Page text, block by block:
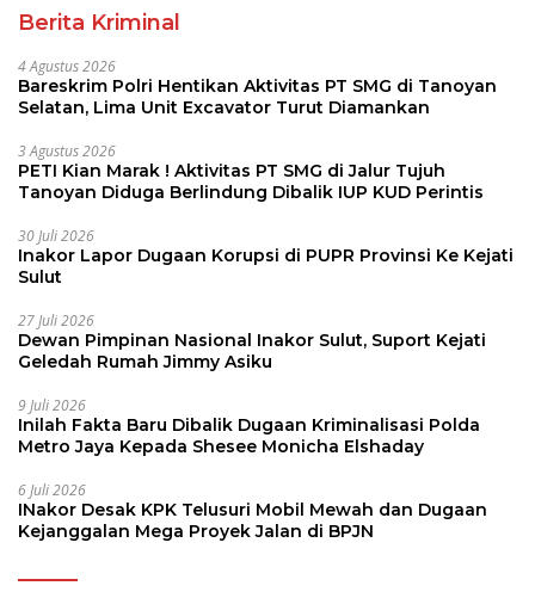
Berita Kriminal
4 Agustus 2026
Bareskrim Polri Hentikan Aktivitas PT SMG di Tanoyan
Selatan, Lima Unit Excavator Turut Diamankan
3 Agustus 2026
PETI Kian Marak ! Aktivitas PT SMG di Jalur Tujuh
Tanoyan Diduga Berlindung Dibalik IUP KUD Perintis
30 Juli 2026
Inakor Lapor Dugaan Korupsi di PUPR Provinsi Ke Kejati
Sulut
27 Juli 2026
Dewan Pimpinan Nasional Inakor Sulut, Suport Kejati
Geledah Rumah Jimmy Asiku
9 Juli 2026
Inilah Fakta Baru Dibalik Dugaan Kriminalisasi Polda
Metro Jaya Kepada Shesee Monicha Elshaday
6 Juli 2026
INakor Desak KPK Telusuri Mobil Mewah dan Dugaan
Kejanggalan Mega Proyek Jalan di BPJN